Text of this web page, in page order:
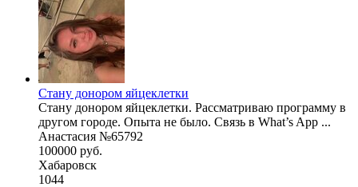
Стану донором яйцеклетки
Стану донором яйцеклетки. Рассматриваю программу в
другом городе. Опыта не было. Связь в What’s App ...
Анастасия №65792
100000 руб.
Хабаровск
1044